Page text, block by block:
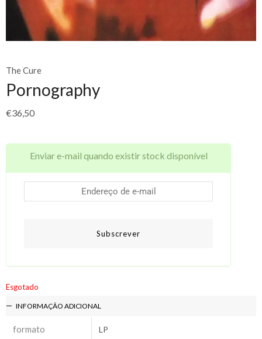
The Cure
Pornography
€36,50
Enviar e-mail quando existir stock disponível
Subscrever
Esgotado
INFORMAÇÃO ADICIONAL
formato LP